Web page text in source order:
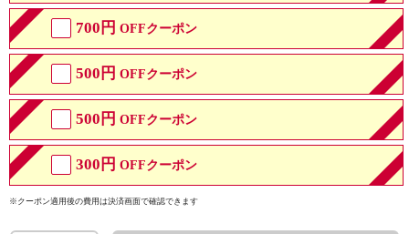
700円 OFFクーポン
500円 OFFクーポン
500円 OFFクーポン
300円 OFFクーポン
※クーポン適用後の費用は決済画面で確認できます